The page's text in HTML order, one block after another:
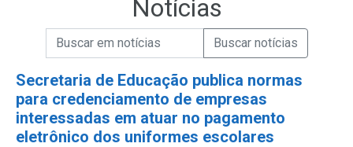
Notícias
Campo de Busca de Notícias
Campo de Busca de informaçõesEnviar a Busca de Notícias
Secretaria de Educação publica normas
para credenciamento de empresas
interessadas em atuar no pagamento
eletrônico dos uniformes escolares